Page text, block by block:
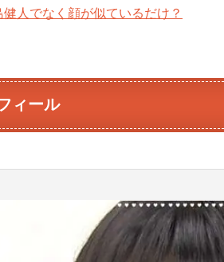
人でなく顔が似ているだけ？
ィール